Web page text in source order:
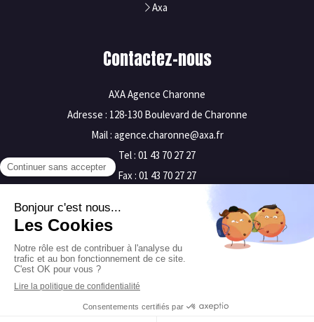
Axa
Contactez-nous
AXA Agence Charonne
Adresse : 128-130 Boulevard de Charonne
Mail : agence.charonne@axa.fr
Tel : 01 43 70 27 27
Fax : 01 43 70 27 27
Mentions légales
Plan du site